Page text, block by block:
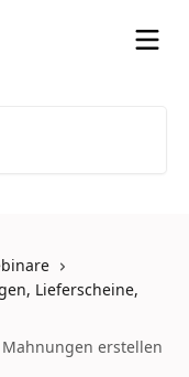
Lieferscheine,
erstellen